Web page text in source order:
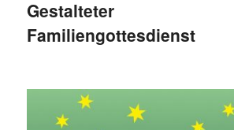
Gestalteter
Familiengottesdienst